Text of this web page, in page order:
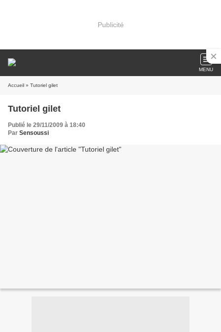
Publicité
MENU
Accueil » Tutoriel gilet
Tutoriel gilet
Publié le 29/11/2009 à 18:40
Par Sensoussi